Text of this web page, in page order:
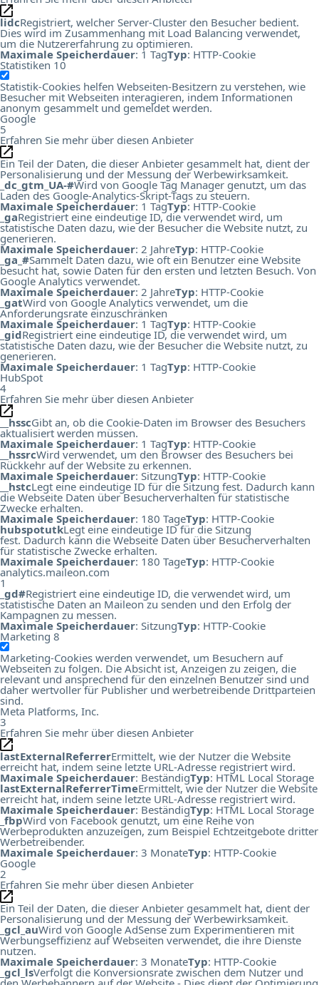
lidcRegistriert, welcher Server-Cluster den Besucher bedient.
Dies wird im Zusammenhang mit Load Balancing verwendet,
um die Nutzererfahrung zu optimieren.
Maximale Speicherdauer: 1 TagTyp: HTTP-Cookie
Statistiken 10
Statistik-Cookies helfen Webseiten-Besitzern zu verstehen, wie
Besucher mit Webseiten interagieren, indem Informationen
anonym gesammelt und gemeldet werden.
Google
5
Erfahren Sie mehr über diesen Anbieter
Ein Teil der Daten, die dieser Anbieter gesammelt hat, dient der
Personalisierung und der Messung der Werbewirksamkeit.
_dc_gtm_UA-#Wird von Google Tag Manager genutzt, um das
Laden des Google-Analytics-Skript-Tags zu steuern.
Maximale Speicherdauer: 1 TagTyp: HTTP-Cookie
_gaRegistriert eine eindeutige ID, die verwendet wird, um
statistische Daten dazu, wie der Besucher die Website nutzt, zu
generieren.
Maximale Speicherdauer: 2 JahreTyp: HTTP-Cookie
_ga_#Sammelt Daten dazu, wie oft ein Benutzer eine Website
besucht hat, sowie Daten für den ersten und letzten Besuch. Von
Google Analytics verwendet.
Maximale Speicherdauer: 2 JahreTyp: HTTP-Cookie
_gatWird von Google Analytics verwendet, um die
Anforderungsrate einzuschränken
Maximale Speicherdauer: 1 TagTyp: HTTP-Cookie
_gidRegistriert eine eindeutige ID, die verwendet wird, um
statistische Daten dazu, wie der Besucher die Website nutzt, zu
generieren.
Maximale Speicherdauer: 1 TagTyp: HTTP-Cookie
HubSpot
4
Erfahren Sie mehr über diesen Anbieter
__hsscGibt an, ob die Cookie-Daten im Browser des Besuchers
aktualisiert werden müssen.
Maximale Speicherdauer: 1 TagTyp: HTTP-Cookie
__hssrcWird verwendet, um den Browser des Besuchers bei
Rückkehr auf der Website zu erkennen.
Maximale Speicherdauer: SitzungTyp: HTTP-Cookie
__hstcLegt eine eindeutige ID für die Sitzung fest. Dadurch kann
die Webseite Daten über Besucherverhalten für statistische
Zwecke erhalten.
Maximale Speicherdauer: 180 TageTyp: HTTP-Cookie
hubspotutkLegt eine eindeutige ID für die Sitzung
fest. Dadurch kann die Webseite Daten über Besucherverhalten
für statistische Zwecke erhalten.
Maximale Speicherdauer: 180 TageTyp: HTTP-Cookie
analytics.maileon.com
1
_gd#Registriert eine eindeutige ID, die verwendet wird, um
statistische Daten an Maileon zu senden und den Erfolg der
Kampagnen zu messen.
Maximale Speicherdauer: SitzungTyp: HTTP-Cookie
Marketing 8
Marketing-Cookies werden verwendet, um Besuchern auf
Webseiten zu folgen. Die Absicht ist, Anzeigen zu zeigen, die
relevant und ansprechend für den einzelnen Benutzer sind und
daher wertvoller für Publisher und werbetreibende Drittparteien
sind.
Meta Platforms, Inc.
3
Erfahren Sie mehr über diesen Anbieter
lastExternalReferrerErmittelt, wie der Nutzer die Website
erreicht hat, indem seine letzte URL-Adresse registriert wird.
Maximale Speicherdauer: BeständigTyp: HTML Local Storage
lastExternalReferrerTimeErmittelt, wie der Nutzer die Website
erreicht hat, indem seine letzte URL-Adresse registriert wird.
Maximale Speicherdauer: BeständigTyp: HTML Local Storage
_fbpWird von Facebook genutzt, um eine Reihe von
Werbeprodukten anzuzeigen, zum Beispiel Echtzeitgebote dritter
Werbetreibender.
Maximale Speicherdauer: 3 MonateTyp: HTTP-Cookie
Google
2
Erfahren Sie mehr über diesen Anbieter
Ein Teil der Daten, die dieser Anbieter gesammelt hat, dient der
Personalisierung und der Messung der Werbewirksamkeit.
_gcl_auWird von Google AdSense zum Experimentieren mit
Werbungseffizienz auf Webseiten verwendet, die ihre Dienste
nutzen.
Maximale Speicherdauer: 3 MonateTyp: HTTP-Cookie
_gcl_lsVerfolgt die Konversionsrate zwischen dem Nutzer und